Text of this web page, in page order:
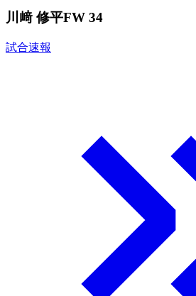
川﨑 修平FW 34
試合速報